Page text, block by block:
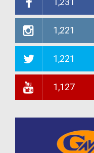
1,221
1,221
1,127